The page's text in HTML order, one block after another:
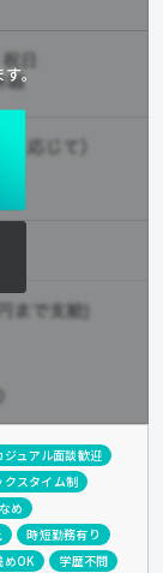
。
ジュアル面談歓迎
クスタイム制
め
時短勤務有り
めOK 学歴不問